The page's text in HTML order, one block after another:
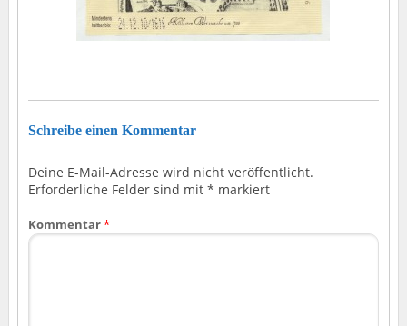
Schreibe einen Kommentar
Deine E-Mail-Adresse wird nicht veröffentlicht.
Erforderliche Felder sind mit * markiert
Kommentar*